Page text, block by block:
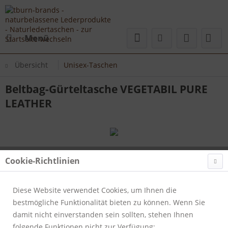
Menü
Übersicht Unisex-Taschen
Beltbag-Gürteltasche VEGETABIL PURE
LEATHER
Cookie-Richtlinien
Diese Website verwendet Cookies, um Ihnen die
bestmögliche Funktionalität bieten zu können. Wenn Sie
damit nicht einverstanden sein sollten, stehen Ihnen